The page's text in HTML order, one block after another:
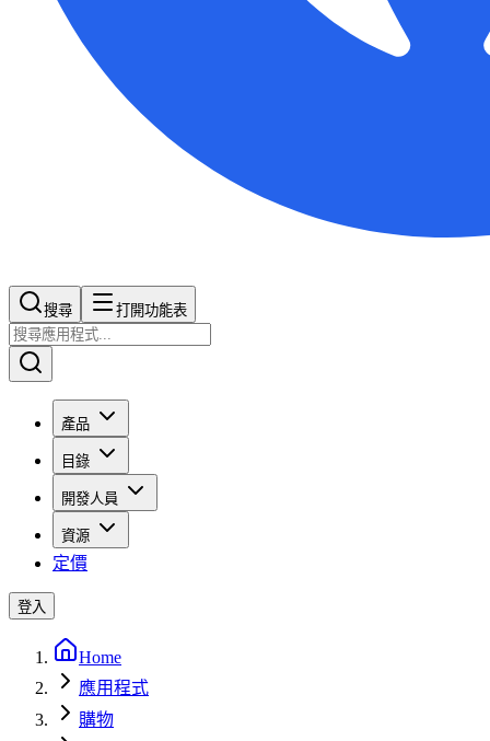
搜尋​​​​ 打開功能表
產品
目錄
開發人員
資源
定價
登入
Home
應用程式
購物